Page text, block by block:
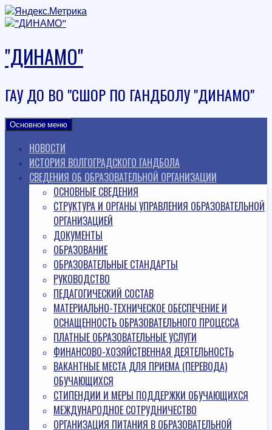
Наверх
"ДИНАМО"
ГАУ ДО ВО "СШОР ПО ГАНДБОЛУ "ДИНАМО"
Основное меню
НОВОСТИ
ИСТОРИЯ ВОЛГОГРАДСКОГО ГАНДБОЛА
СВЕДЕНИЯ ОБ ОБРАЗОВАТЕЛЬНОЙ ОРГАНИЗАЦИИ
ОСНОВНЫЕ СВЕДЕНИЯ
СТРУКТУРА И ОРГАНЫ УПРАВЛЕНИЯ ОБРАЗОВАТЕЛЬНОЙ
ОРГАНИЗАЦИЕЙ
ДОКУМЕНТЫ
ОБРАЗОВАНИЕ
ОБРАЗОВАТЕЛЬНЫЕ СТАНДАРТЫ
РУКОВОДСТВО
ПЕДАГОГИЧЕСКИЙ СОСТАВ
МАТЕРИАЛЬНО-ТЕХНИЧЕСКОЕ ОБЕСПЕЧЕНИЕ И
ОСНАЩЕННОСТЬ ОБРАЗОВАТЕЛЬНОГО ПРОЦЕССА
ПЛАТНЫЕ ОБРАЗОВАТЕЛЬНЫЕ УСЛУГИ
ФИНАНСОВО-ХОЗЯЙСТВЕННАЯ ДЕЯТЕЛЬНОСТЬ
ВАКАНТНЫЕ МЕСТА ДЛЯ ПРИЕМА (ПЕРЕВОДА)
ОБУЧАЮЩИХСЯ
СТИПЕНДИИ И МЕРЫ ПОДДЕРЖКИ ОБУЧАЮЩИХСЯ
МЕЖДУНАРОДНОЕ СОТРУДНИЧЕСТВО
ОРГАНИЗАЦИЯ ПИТАНИЯ В ОБРАЗОВАТЕЛЬНОЙ